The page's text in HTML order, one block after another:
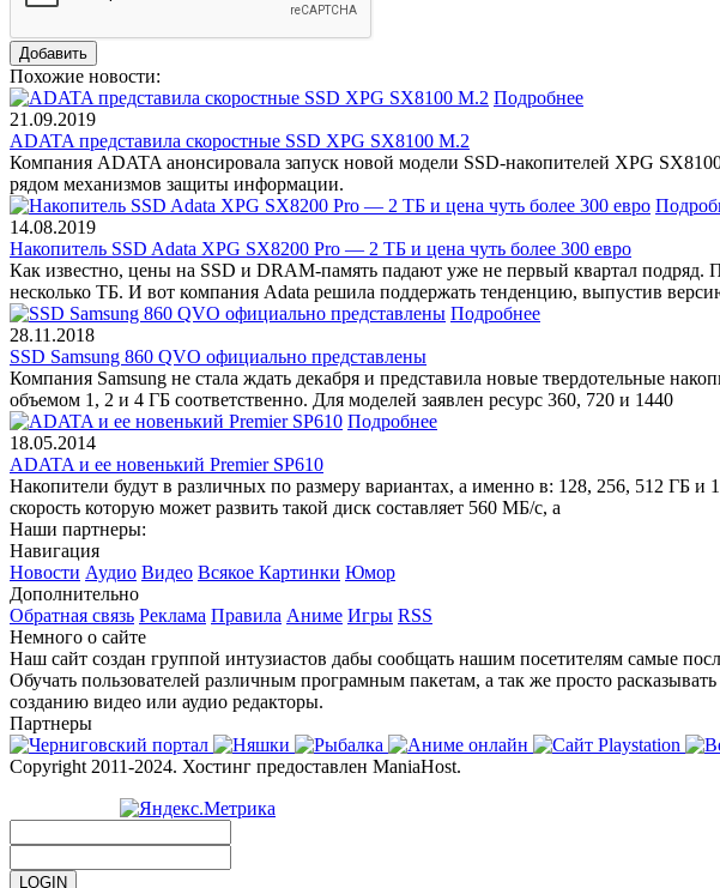
Похожие новости:
Подробнее
21.09.2019
ADATA представила скоростные SSD XPG SX8100 M.2
Компания ADATA анонсировала запуск новой модели SSD-накопителей XPG
рядом механизмов защиты информации.
14.08.2019
Накопитель SSD Adata XPG SX8200 Pro — 2 ТБ и цена чуть более 300 евро
Как известно, цены на SSD и DRAM-память падают уже не первый квартал подряд.
несколько ТБ. И вот компания Adata решила поддержать тенденцию, выпустив
Подробнее
28.11.2018
SSD Samsung 860 QVO официально представлены
Компания Samsung не стала ждать декабря и представила новые твердотельные
объемом 1, 2 и 4 ГБ соответственно. Для моделей заявлен ресурс 360, 720 и 1440
Подробнее
18.05.2014
ADATA и ее новенький Premier SP610
Накопители будут в различных по размеру вариантах, а именно в: 128, 256, 512
скорость которую может развить такой диск составляет 560 МБ/с, а
Наши партнеры:
Навигация
Новости Аудио Видео Всякое Картинки Юмор
Дополнительно
Обратная связь Реклама Правила Аниме Игры RSS
Немного о сайте
Наш сайт создан группой интузиастов дабы сообщать нашим посетителям самые
Обучать пользователей различным програмным пакетам, а так же просто
созданию видео или аудио редакторы.
Партнеры
Copyright 2011-2024. Хостинг предоставлен ManiaHost.